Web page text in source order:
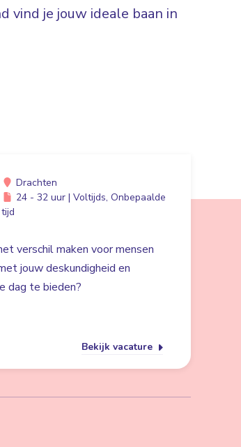
vind je jouw ideale baan in
Drachten
24 - 32 uur | Voltijds, Onbepaalde
tijd
verschil maken voor mensen
jouw deskundigheid en
dag te bieden?
Bekijk vacature